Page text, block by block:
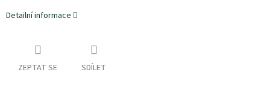
Detailní informace
ZEPTAT SE SDÍLET